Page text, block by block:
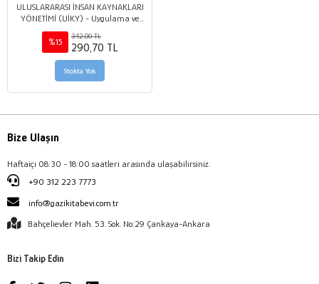
ULUSLARARASI İNSAN KAYNAKLARI
YÖNETİMİ (UİKY) - Uygulama ve
Örnekler
%15
342,00 TL
290,70 TL
Stokta Yok
Bize Ulaşın
Haftaiçi 08:30 - 18:00 saatleri arasında ulaşabilirsiniz.
+90 312 223 7773
info@gazikitabevi.com.tr
Bahçelievler Mah. 53. Sok. No:29 Çankaya-Ankara
Bizi Takip Edin